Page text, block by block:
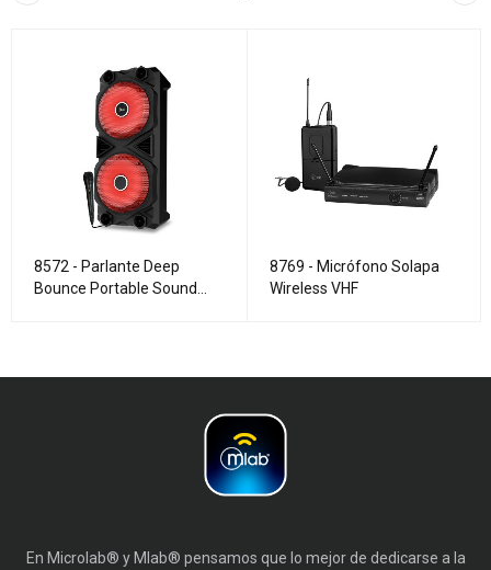
8572 - Parlante Deep
Bounce Portable Sound
8769 - Micrófono Solapa
Wireless VHF
En Microlab® y Mlab® pensamos que lo mejor de dedicarse a la